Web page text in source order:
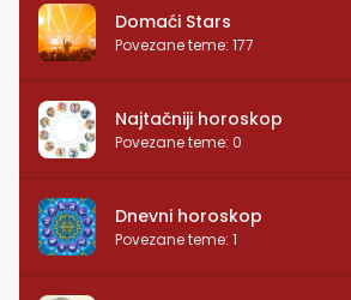
Domaći Stars
Povezane teme: 177
Najtačniji horoskop
Povezane teme: 0
Dnevni horoskop
Povezane teme: 1